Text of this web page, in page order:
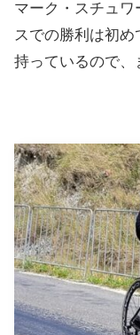
マーク・スチュ
スでの勝利は初
持っているので、